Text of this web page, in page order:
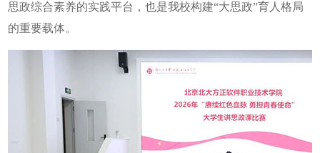
思政综合素养的实践平台，也是我校构建“大思政”育人格局
的重要载体。